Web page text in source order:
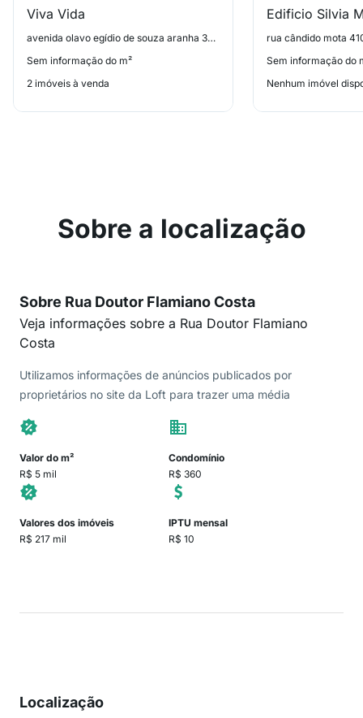
Viva Vida
avenida olavo egídio de souza aranha 368, Ermelino Matarazzo
Sem informação do m²
2 imóveis à venda
Edificio Silvia
rua cândido mota
Sem informação do
Nenhum imóvel
Sobre a localização
Sobre Rua Doutor Flamiano Costa
Veja informações sobre a Rua Doutor Flamiano
Costa
Utilizamos informações de anúncios publicados por
proprietários no site da Loft para trazer uma média
Valor do m²
R$ 5 mil
Condomínio
R$ 360
Valores dos imóveis
R$ 217 mil
IPTU mensal
R$ 10
Localização